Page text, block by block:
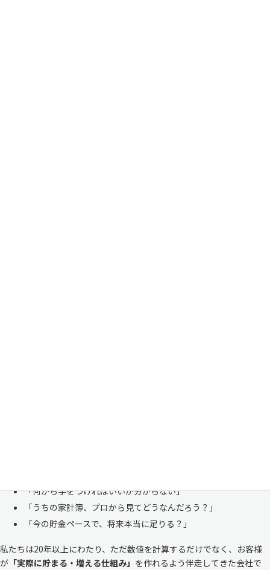
「何から手をつければいいか分からない」
「うちの家計簿、プロから見てどうなんだろう？」
「今の貯金ペースで、将来本当に足りる？」
私たちは20年以上にわたり、ただ数値を計算するだけでなく、お客様
が 「実際に貯まる・増える仕組み」 を作れるよう伴走してきた会社で